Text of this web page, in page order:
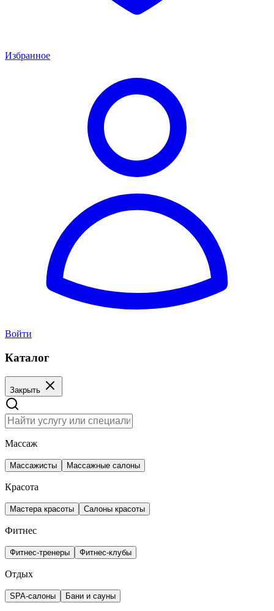
Избранное
Войти
Каталог
Закрыть
Массаж
Массажисты Массажные салоны
Красота
Мастера красоты Салоны красоты
Фитнес
Фитнес-тренеры Фитнес-клубы
Отдых
SPA-салоны Бани и сауны